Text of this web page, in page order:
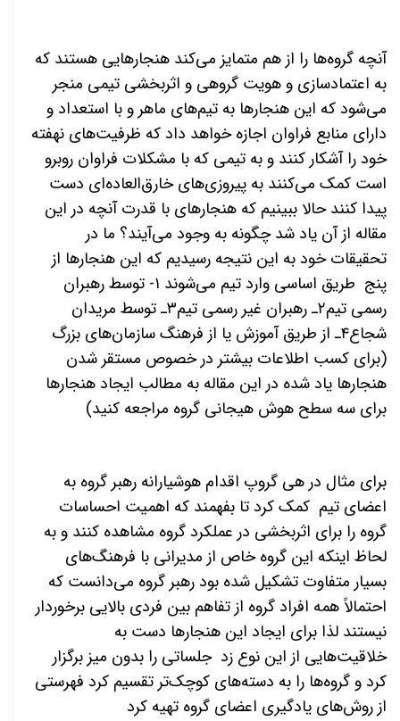
آنچه گروه‌ها را از هم متمایز می‌کند هنجارهایی هستند که
به اعتمادسازی و هویت گروهی و اثربخشی تیمی منجر
می‌شود که این هنجارها به تیم‌های ماهر و با استعداد و
دارای منابع فراوان اجازه خواهد داد که ظرفیت‌های نهفته
خود را آشکار کنند و به تیمی که با مشکلات فراوان روبرو
است کمک می‌کنند به پیروزی‌های خارق‌العاده‌ای دست
پیدا کنند حالا ببینیم که هنجارهای با قدرت آنچه در این
مقاله از آن یاد شد چگونه به وجود می‌آیند؟ ما در
تحقیقات خود به این نتیجه رسیدیم که این هنجارها از
پنج طریق اساسی وارد تیم می‌شوند ۱- توسط رهبران
رسمی تیم۲ـ رهبران غیر رسمی تیم۳ـ توسط مریدان
شجاع۴ـ از طریق آموزش یا از فرهنگ سازمان‌های بزرگ
(برای کسب اطلاعات بیشتر در خصوص مستقر شدن
هنجارها یاد شده در این مقاله به مطالب ایجاد هنجارها
برای سه سطح هوش هیجانی گروه مراجعه کنید)
برای مثال در هی گروپ اقدام هوشیارانه رهبر گروه به
اعضای تیم کمک کرد تا بفهمند که اهمیت احساسات
گروه را برای اثربخشی در عملکرد گروه مشاهده کنند و به
لحاظ اینکه این گروه خاص از مدیرانی با فرهنگ‌های
بسیار متفاوت تشکیل شده بود رهبر گروه می‌دانست که
احتمالاً همه افراد گروه از تفاهم بین فردی بالایی برخوردار
نیستند لذا برای ایجاد این هنجارها دست به
خلاقیت‌هایی از این نوع زدجلساتی را بدون میز برگزار
کرد و گروه‌ها را به دسته‌های کوچک‌تر تقسیم کرد فهرستی
از روش‌های یادگیری اعضای گروه تهیه کرد